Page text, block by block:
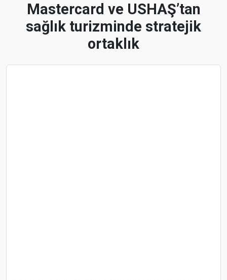
Mastercard ve USHAŞ’tan
sağlık turizminde stratejik
ortaklık